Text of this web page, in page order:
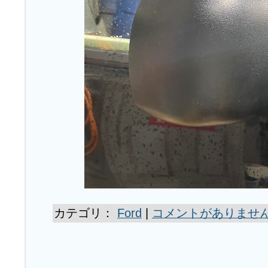
カテゴリ： Ford コメントがありませ